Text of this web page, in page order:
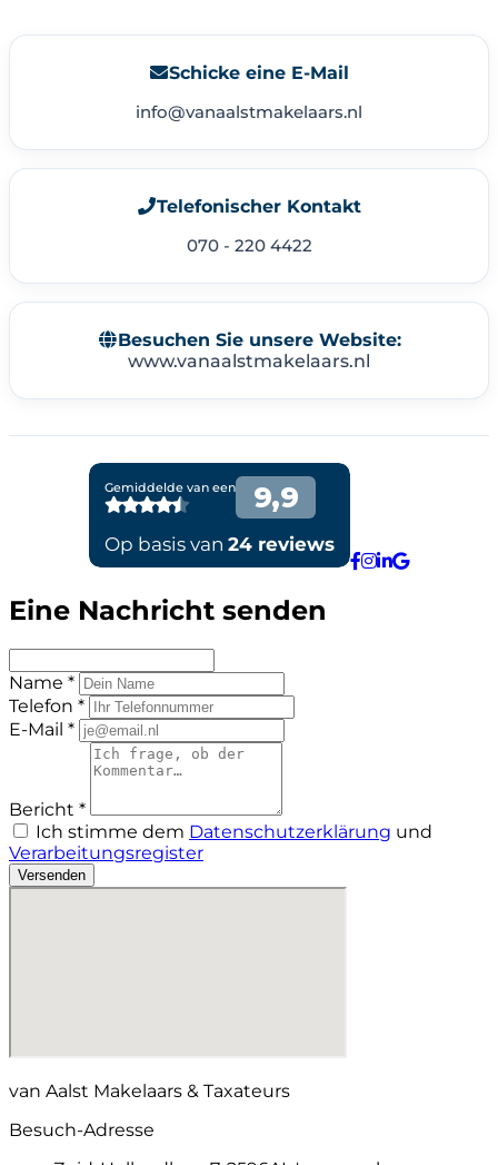
Schicke eine E-Mail
info@vanaalstmakelaars.nl
Telefonischer Kontakt
070 - 220 4422
Besuchen Sie unsere Website:
www.vanaalstmakelaars.nl
Eine Nachricht senden
Name *
Telefon *
E-Mail *
Bericht *
Ich stimme dem Datenschutzerklärung und
Verarbeitungsregister
Versenden
van Aalst Makelaars & Taxateurs
Besuch-Adresse